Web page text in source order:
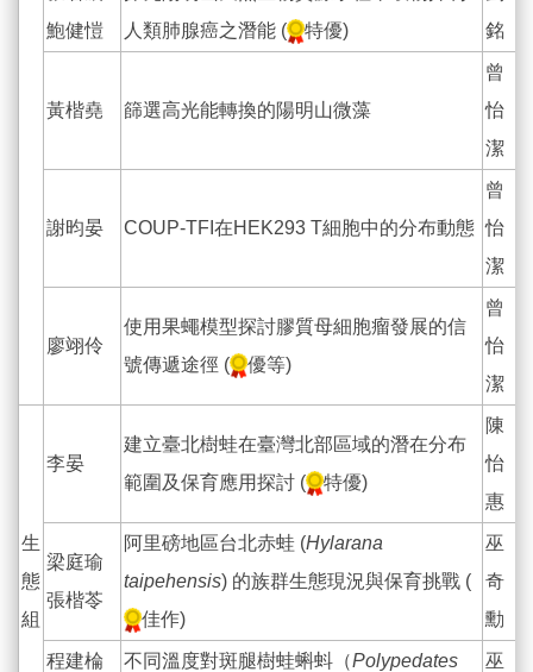
鮑健愷
人類肺腺癌之潛能 (
特優)
銘
黃楷堯 篩選高光能轉換的陽明山微藻
曾
怡
潔
謝昀晏 COUP-TFI在HEK293 T細胞中的分布動態
曾
怡
潔
廖翊伶
使用果蠅模型探討膠質母細胞瘤發展的信
號傳遞途徑 (
優等)
曾
怡
潔
生
態
組
李晏
建立臺北樹蛙在臺灣北部區域的潛在分布
範圍及保育應用探討 (
特優)
陳
怡
惠
梁庭瑜
張楷苓
阿里磅地區台北赤蛙 (Hylarana
taipehensis) 的族群生態現況與保育挑戰 (
佳作)
巫
奇
勳
程建棆
不同溫度對斑腿樹蛙蝌蚪（Polypedates
巫